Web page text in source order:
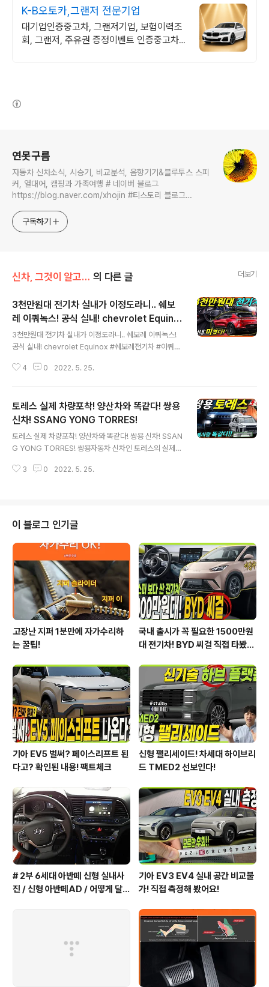
K-B오토카,그랜저 전문기업
대기업인증중고차, 그랜저기업, 보험이력조
회, 그랜저, 주유권 증정이벤트 인증중고차 7
연못구름
자동차 신차소식, 시승기, 비교분석, 음향기기&블루투스 스피
커, 열대어, 캠핑과 가족여행 # 네이버 블로그
https://blog.naver.com/xhojin #티스토리 블로그
https://www.youtube.com/c/연못구름 콜라보 문의는
xhojin@naver.com 으로 주시면 신속하게 답변 드리겠습니
구독하기
신차, 그것이 알고 싶다 의 다른 글 더보기
3천만원대 전기차 실내가 이정도라니.. 쉐보
레 이쿼녹스! 공식 실내! chevrolet Equino
x
3천만원대 전기차 실내가 이정도라니.. 쉐보레 이쿼녹스!
공식 실내! chevrolet Equinox #쉐보레전기차 #이쿼녹
시장에서 빠르게 움직이고 있네요! 실버라도EV, 블레이저E
로, 23년도에 전기차로 출시될 예정입니다. 공식 가격은 3
만 달러에서 시작되기 때문에 한화로 환산해도 3천만원 후
반이 될 것 같네요. 여기에 전기차만의 보조금을 더하면 3
천만원대에 구입할 수 있을 것 같은데.. 공개된 실내를 보
못구름추천영상
4 0 2022. 5. 25.
토레스 실제 차량포착! 양산차와 똑같다! 쌍용
신차! SSANG YONG TORRES!
토레스 실제 차량포착! 양산차와 똑같다! 쌍용 신차! SSAN
G YONG TORRES! 쌍용자동차 신차인 토레스의 실제
인일까?? " 실제 차량이 포착되었습니다. 디자인은... 티저
게 만나보세요! #연못구름신차추천영상
3 0 2022. 5. 25.
이 블로그 인기글
고장난 지퍼 1분만에 자가수리하
는 꿀팁!
국내 출시가 꼭 필요한 1500만원
대 전기차! BYD 씨걸 직접 타봤습
기아 EV5 벌써? 페이스리프트 된
다고? 확인된 내용! 팩트체크
신형 팰리세이드! 차세대 하이브리
드 TMED2 선보인다!
# 2부 6세대 아반떼 신형 실내사
진 / 신형 아반떼AD / 어떻게 달라
기아 EV3 EV4 실내 공간 비교불
가! 직접 측정해 봤어요!